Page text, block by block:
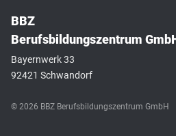
BBZ
Berufsbildungszentrum
Bayernwerk 33
92421 Schwandorf
© 2026 BBZ Berufsbildungszentrum GmbH